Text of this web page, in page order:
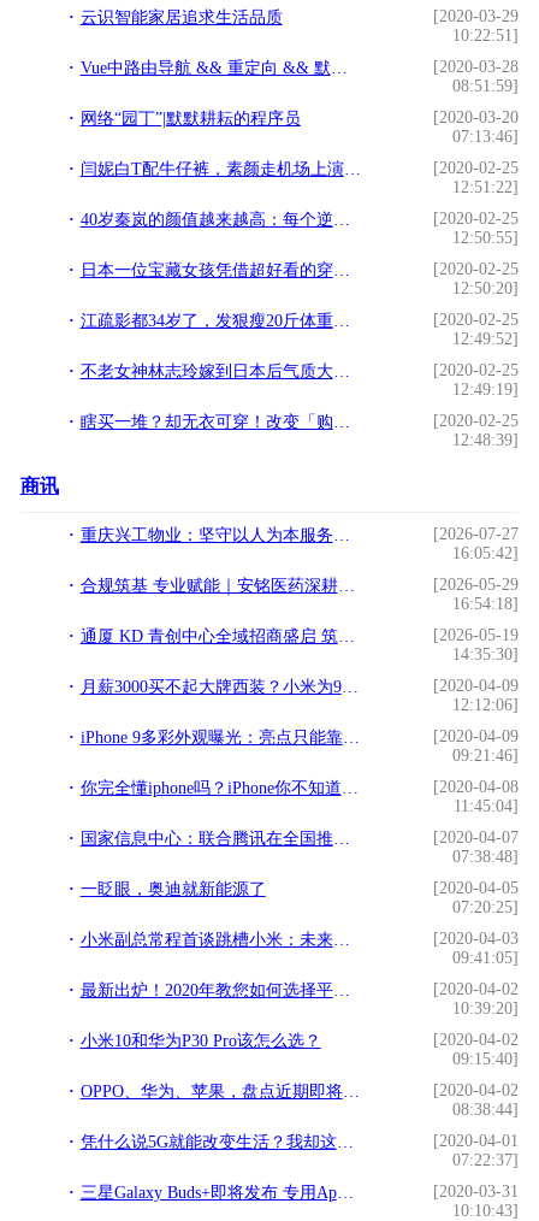
云识智能家居追求生活品质
[2020-03-29
10:22:51]
Vue中路由导航 && 重定向 && 默认样式
[2020-03-28
08:51:59]
网络“园丁”|默默耕耘的程序员
[2020-03-20
07:13:46]
闫妮白T配牛仔裤，素颜走机场上演大变活人，不化妆瞬间变大妈
[2020-02-25
12:51:22]
40岁秦岚的颜值越来越高：每个逆龄生长的人，都不是天生的
[2020-02-25
12:50:55]
日本一位宝藏女孩凭借超好看的穿搭，已经在网站上吸粉18万+了
[2020-02-25
12:50:20]
江疏影都34岁了，发狠瘦20斤体重保持88斤，方法值得学
[2020-02-25
12:49:52]
不老女神林志玲嫁到日本后气质大变，原来婚姻真的会改变一个人
[2020-02-25
12:49:19]
瞎买一堆？却无衣可穿！改变「购物思路」才能有效又省钱
[2020-02-25
12:48:39]
商讯
重庆兴工物业：坚守以人为本服务初心 打造川渝多业态一体化综合后勤服务商
[2026-07-27
16:05:42]
合规筑基 专业赋能｜安铭医药深耕长三角 打造医疗流通服务标杆
[2026-05-29
16:54:18]
通厦 KD 青创中心全域招商盛启 筑就北京东部文创科创青年创业新高地
[2026-05-19
14:35:30]
月薪3000买不起大牌西装？小米为90后圆梦，仅1199元，职场人：买
[2020-04-09
12:12:06]
iPhone 9多彩外观曝光：亮点只能靠配色？
[2020-04-09
09:21:46]
你完全懂iphone吗？iPhone你不知道的两个知识
[2020-04-08
11:45:04]
国家信息中心：联合腾讯在全国推行健康码
[2020-04-07
07:38:48]
一眨眼，奥迪就新能源了
[2020-04-05
07:20:25]
小米副总常程首谈跳槽小米：未来十年小米有大成
[2020-04-03
09:41:05]
最新出炉！2020年教您如何选择平板电脑：从而不必花不该花的钱
[2020-04-02
10:39:20]
小米10和华为P30 Pro该怎么选？
[2020-04-02
09:15:40]
OPPO、华为、苹果，盘点近期即将发布的新机，你最期待哪一款？
[2020-04-02
08:38:44]
凭什么说5G就能改变生活？我却这样认为的
[2020-04-01
07:22:37]
三星Galaxy Buds+即将发布 专用App已登录App Store
[2020-03-31
10:10:43]